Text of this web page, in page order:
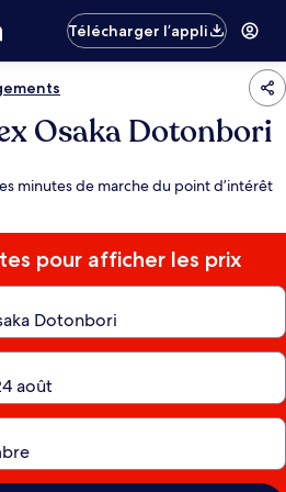
Télécharger l’appli
Osaka Dotonbori
minutes de marche du point d’intérêt
pour afficher les prix